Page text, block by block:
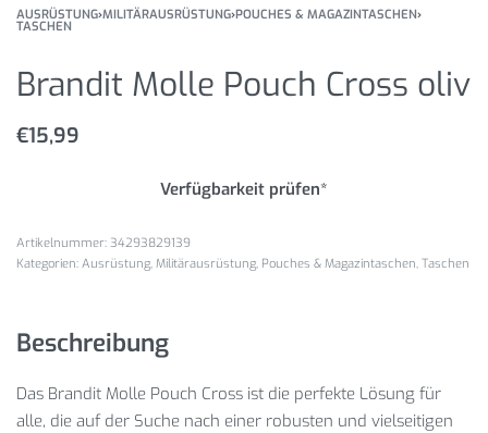
AUSRÜSTUNG›MILITÄRAUSRÜSTUNG›POUCHES & MAGAZINTASCHEN›
TASCHEN
Brandit Molle Pouch Cross oliv
€15,99
Verfügbarkeit prüfen*
34293829139
Kategorien: Ausrüstung, Militärausrüstung, Pouches & Magazintaschen, Taschen
Beschreibung
Das Brandit Molle Pouch Cross ist die perfekte Lösung für
alle, die auf der Suche nach einer robusten und vielseitigen